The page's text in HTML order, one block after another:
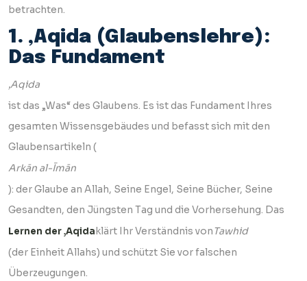
betrachten.
1. ‚Aqida (Glaubenslehre):
Das Fundament
‚Aqida
ist das „Was“ des Glaubens. Es ist das Fundament Ihres
gesamten Wissensgebäudes und befasst sich mit den
Glaubensartikeln (
Arkān al-Īmān
): der Glaube an Allah, Seine Engel, Seine Bücher, Seine
Gesandten, den Jüngsten Tag und die Vorhersehung. Das
Lernen der ‚Aqidaklärt Ihr Verständnis vonTawhid
(der Einheit Allahs) und schützt Sie vor falschen
Überzeugungen.